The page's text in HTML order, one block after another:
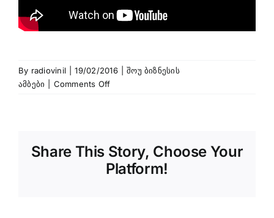
By radiovinil 19/02/2016
შოუ ბიზნესის
ამბები
Comments Offon
და
რომ
არა
Share This Story, Choose Your
Platform!